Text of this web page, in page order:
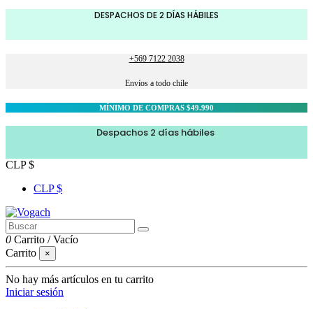
DESPACHOS DE 2 DÍAS HÁBILES
+569 7122 2038
Envíos a todo chile
MÍNIMO DE COMPRAS $49.990
Despachos 2 días hábiles
CLP $
CLP $
0 Carrito /Vacío
Carrito
×
No hay más artículos en tu carrito
Iniciar sesión